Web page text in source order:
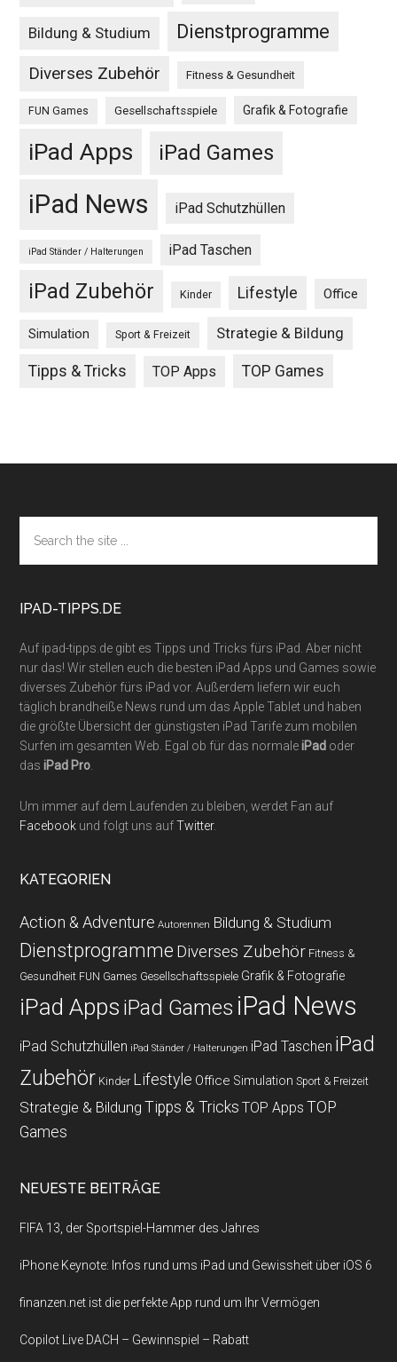
Bildung & Studium Dienstprogramme
Diverses Zubehör Fitness & Gesundheit
FUN Games Gesellschaftsspiele Grafik & Fotografie
iPad Apps iPad Games
iPad News iPad Schutzhüllen
iPad Ständer / Halterungen iPad Taschen
iPad Zubehör Kinder Lifestyle Office
Simulation Sport & Freizeit Strategie & Bildung
Tipps & Tricks TOP Apps TOP Games
Footer
the
site
IPAD-TIPPS.DE
Auf ipad-tipps.de gibt es Tipps und Tricks fürs iPad. Aber nicht
nur das! Wir stellen euch die besten iPad Apps und Games sowie
diverses Zubehör fürs iPad vor. Außerdem liefern wir euch
täglich brandheiße News rund um das Apple Tablet und haben
die größte Übersicht der günstigsten iPad Tarife zum mobilen
Surfen im gesamten Web. Egal ob für das normaleiPad oder
dasiPad Pro
Um immer auf dem Laufenden zu bleiben, werdet Fan auf
Facebook und folgt uns aufTwitter.
KATEGORIEN
Action & Adventure Autorennen Bildung & Studium
Dienstprogramme Diverses Zubehör Fitness &
Gesundheit FUN Games Gesellschaftsspiele Grafik & Fotografie
iPad Apps iPad Games iPad News
iPad Schutzhüllen iPad Ständer / Halterungen iPad Taschen iPad
Zubehör Kinder Lifestyle Office Simulation Sport & Freizeit
Strategie & Bildung Tipps & Tricks TOP Apps TOP
Games
NEUESTE BEITRÄGE
FIFA 13, der Sportspiel-Hammer des Jahres
iPhone Keynote: Infos rund ums iPad und Gewissheit über iOS 6
finanzen.net ist die perfekte App rund um Ihr Vermögen
Copilot Live DACH – Gewinnspiel – Rabatt